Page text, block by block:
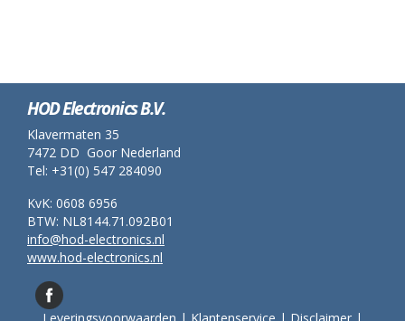
HOD Electronics B.V.
Klavermaten 35
7472 DD Goor Nederland
Tel: +31(0) 547 284090
KvK: 0608 6956
BTW: NL8144.71.092B01
info@hod-electronics.nl
www.hod-electronics.nl